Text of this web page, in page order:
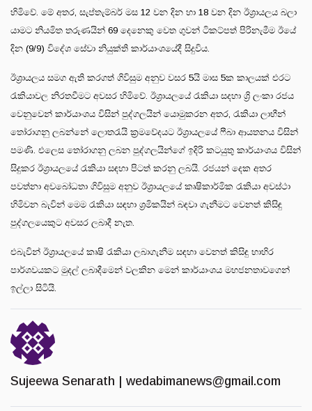
හිමිවේ. මේ අතර, සැප්තැම්බර් මස 12 වන දින හා 18 වන දින ඊශ්‍රායලය බලා
යාමට නියමිත තරුණයින් 69 දෙනෙකු වෙත ගුවන් ටිකට්පත් පිරිනැමීම ඊයේ
දින (9/9) විදේශ සේවා නියුක්ති කාර්යාංශයේදී සිදුවිය.
ඊශ්‍රායලය සමග ඇති කරගත් ගිවිසුම අනුව වසර 5යි මාස 5ක කාලයක් එරට
රැකියාවල නිරතවීමට අවසර හිමිවේ. ඊශ්‍රායලයේ රැකියා සදහා ශ්‍රි ලංකා රජය
වෙනුවෙන් කාර්යාංශය විසින් පුද්ගලයින් යොමුකරන අතර, රැකියා ලාභීන්
තෝරාගනු ලබන්නේ ලොතරැයි ක්‍රමවේදයට ඊශ්‍රායලයේ ෆීබා ආයතනය විසින්
පමණි. එලෙස තෝරාගනු ලබන පුද්ගලයින්ගේ ඉදිරි කටයුතු කාර්යාංශය විසින්
සිදුකර ඊශ්‍රායලයේ රැකියා සඳහා පිටත් කරනු ලබයි. රජයන් දෙක අතර
පවත්නා අවබෝධතා ගිවිසුම අනුව ඊශ්‍රායලයේ කෘෂිකාර්මික රැකියා අවස්ථා
හිමිවන බැවින් මෙම රැකියා සඳහා ශ්‍රමිකයින් බඳවා ගැනීමට වෙනත් කිසිඳු
පුද්ගලයෙකුට අවසර ලබාදී නැත.
එබැවින් ඊශ්‍රායලයේ කෘෂි රැකියා ලබාගැනීම සඳහා වෙනත් කිසිඳු භාහිර
පාර්ශවයකට මුදල් ලබාදීමෙන් වලකින මෙන් කාර්යාංශය මහජනතාවගෙන්
ඉල්ලා සිටියි.
Sujeewa Senarath | wedabimanews@gmail.com